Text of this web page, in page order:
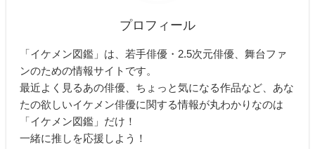
プロフィール
「イケメン図鑑」は、若手俳優・2.5次元俳優、舞台ファ
ンのための情報サイトです。
最近よく見るあの俳優、ちょっと気になる作品など、あな
たの欲しいイケメン俳優に関する情報が丸わかりなのは
「イケメン図鑑」だけ！
一緒に推しを応援しよう！